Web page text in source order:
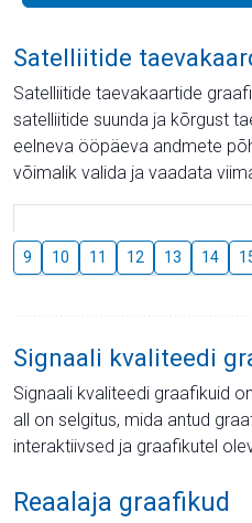
Satelliitide
Satelliitide taevakaartide
satelliitide suunda ja kõrgust
eelneva ööpäeva andmete
võimalik valida ja vaadata
9 10 11 12 13 14
Signaali kvaliteedi
Signaali kvaliteedi graafikuid
all on selgitus, mida antud
interaktiivsed ja graafikutel
Reaalaja graafikud